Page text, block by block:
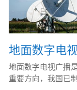
地面数字电
地面数字电视广播
重要方向，我国已